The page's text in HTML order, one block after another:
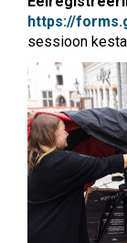
https://
sessioon